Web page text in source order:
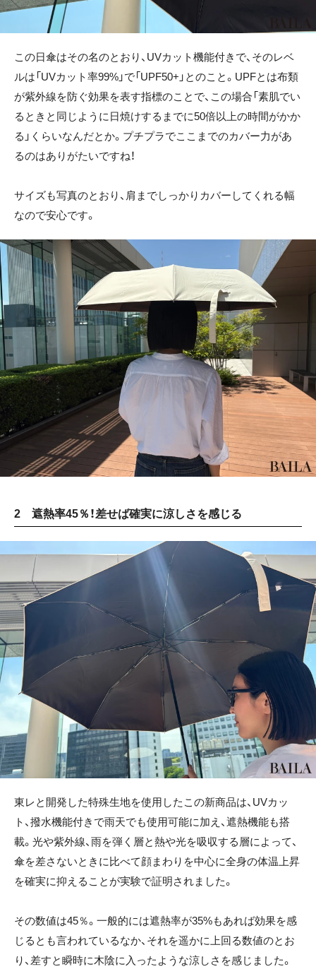
この日傘はその名のとおり、UVカット機能付きで、そのレベ
ルは「UVカット率99%」で「UPF50+」とのこと。UPFとは布類
が紫外線を防ぐ効果を表す指標のことで、この場合「素肌でい
るときと同じように日焼けするまでに50倍以上の時間がかか
る」くらいなんだとか。プチプラでここまでのカバー力があ
るのはありがたいですね！
サイズも写真のとおり、肩までしっかりカバーしてくれる幅
なので安心です。
2 遮熱率45％！差せば確実に涼しさを感じる
東レと開発した特殊生地を使用したこの新商品は、UVカッ
ト、撥水機能付きで雨天でも使用可能に加え、遮熱機能も搭
載。光や紫外線、雨を弾く層と熱や光を吸収する層によって、
傘を差さないときに比べて顔まわりを中心に全身の体温上昇
を確実に抑えることが実験で証明されました。
その数値は45％。一般的には遮熱率が35%もあれば効果を感
じるとも言われているなか、それを遥かに上回る数値のとお
り、差すと瞬時に木陰に入ったような涼しさを感じました。